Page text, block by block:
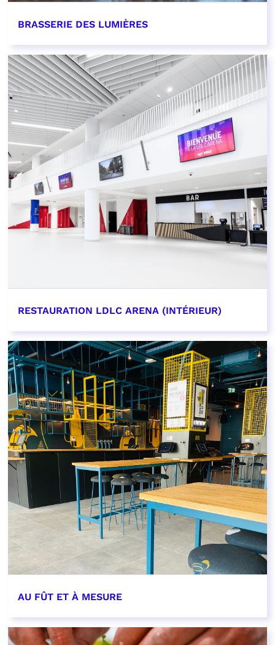
BRASSERIE DES LUMIÈRES
EN SAVOIR PLUS
RESTAURATION LDLC ARENA (INTÉRIEUR)
EN SAVOIR PLUS
AU FÛT ET À MESURE
EN SAVOIR PLUS